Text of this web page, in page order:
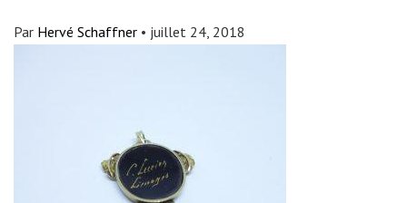
Par Hervé Schaffner • juillet 24, 2018